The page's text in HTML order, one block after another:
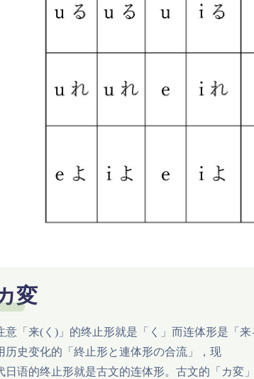
変
意「来(く)」的终止形就是「く」而连体形是「
历史变化的「終止形と連体形の合流」，现
日语的终止形就是古文的连体形。古文的「カ変